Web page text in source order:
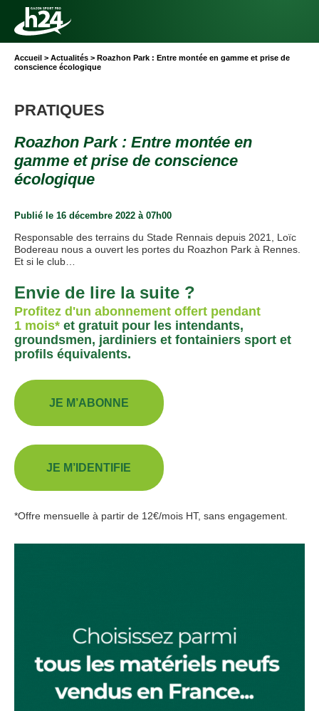
Aller au contenu
Toute
l’info
du Gazon
Vous
êtes
Accueil> Actualités> Roazhon Park : Entre montée en gamme et prise de
conscience écologique
Roazhon Park : Entre montée en
gamme et prise de conscience
écologique
Publié le 16 décembre 2022 à 07h00
CATÉGORIE :
PRATIQUES
Responsable des terrains du Stade Rennais depuis 2021, Loïc
Bodereau nous a ouvert les portes du Roazhon Park à Rennes.
Et si le club…
Envie de lire la suite ?
Profitez d'un abonnement offert pendant
1 mois*et gratuit pour les intendants,
groundsmen, jardiniers et fontainiers sport et
profils équivalents.
JE M’ABONNE
JE M’IDENTIFIE
*Offre mensuelle à partir de 12€/mois HT, sans engagement.